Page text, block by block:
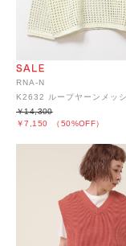
RNA-N
￥7,150 （50%OFF）
￥14,300